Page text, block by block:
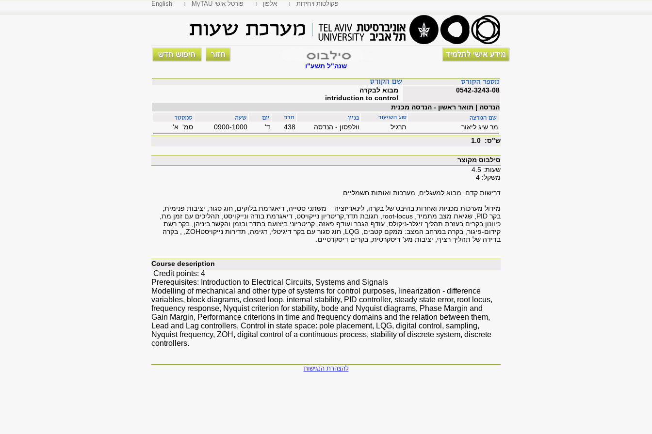
English MyTAU פורטל אישי אלפון פקולטות ויחידות
שנה"ל תשע"ו
מבוא לבקרה
intriduction to control
0542-3243-08
הנדסה | תואר ראשון - הנדסה מכנית
סמ' א' 0900-1000 'ד 438 וולפסון - הנדסה תרגיל
מר שיג ליאור
ש"ס: 1.0
סילבוס מקוצר
שעות: 4.5
משקל: 4
דרישות קדם: מבוא למעגלים, מערכות ואותות חשמליים
מידול מערכות מכניות ואחרות בהיבט של בקרה, לינאריזציה – משתני סטייה, דיאגרמת בלוקים, חוג סגור, יציבות פנימית,
בקר PID, שגיאת מצב מתמיד, root-locus, תגובת תדר,קריטריון נייקויסט, דיאגרמת בודה ונייקויסט, תהליכים עם זמן מת,
כיוונון בקרים בעזרת תהליך זיגלר-ניקולס, עודף הגבר ועודף פאזה, קריטריוני ביצועם בתדר ובזמן והקשר ביניהן, בקר רשת
קידום-פיגור, בקרה במרחב המצב: ממקם קטבים, LQG, חוג סגור עם בקר דיגיטלי, דגימה, תדירות נייקויסטZOH, , בקרה
בדידה של תהליך רציף, יציבות מע' דיסקרטית, בקרים דיסקרטיים.
Course description
Credit points: 4
Prerequisites: Introduction to Electrical Circuits, Systems and Signals
Modelling of mechanical and other type of systems for control purposes, linearization - difference
variables, block diagrams, closed loop, internal stability, PID controller, steady state error, root locus,
frequency response, Nyquist criterion for stability, bode and Nyquist diagrams, Phase Margin and
Gain Margin, Performance criterions in time and frequency domains and the relation between them,
Lead and Lag controllers, Control in state space: pole placement, LQG, digital control, sampling,
Nyquist frequency, ZOH, digital control of a continuous process, stability of discrete system, discrete
controllers.
להצהרת הנגישות